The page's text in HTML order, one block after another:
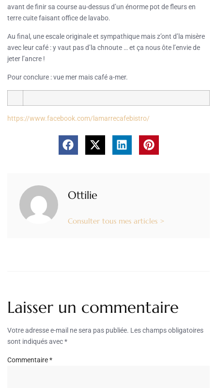
avant de finir sa course au-dessus d’un énorme pot de fleurs en
terre cuite faisant office de lavabo.
Au final, une escale originale et sympathique mais z’ont d’la misère
avec leur café : y vaut pas d’la chnoute … et ça nous ôte l’envie de
jeter l’ancre !
Pour conclure : vue mer mais café a-mer.
https://www.facebook.com/lamarrecafebistro/
Ottilie
Consulter tous mes articles >
Laisser un commentaire
Votre adresse e-mail ne sera pas publiée. Les champs obligatoires
sont indiqués avec*
Commentaire*